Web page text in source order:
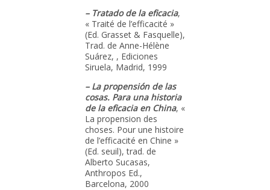
– Tratado de la eficacia,
« Traité de l’efficacité »
(Ed. Grasset & Fasquelle),
Trad. de Anne-Hélène
Suárez, , Ediciones
Siruela, Madrid, 1999
– La propensión de las
cosas. Para una historia
de la eficacia en China, «
La propension des
choses. Pour une histoire
de l’efficacité en Chine »
(Ed. seuil), trad. de
Alberto Sucasas,
Anthropos Ed.,
Barcelona, 2000